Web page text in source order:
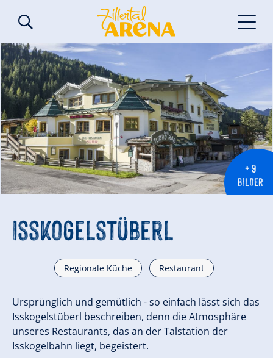
+ 9
BILDER
Isskogelstüberl
Regionale Küche Restaurant
Ursprünglich und gemütlich - so einfach lässt sich das
Isskogelstüberl beschreiben, denn die Atmosphäre
unseres Restaurants, das an der Talstation der
Isskogelbahn liegt, begeistert.